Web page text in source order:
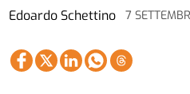
Edoardo Schettino 7